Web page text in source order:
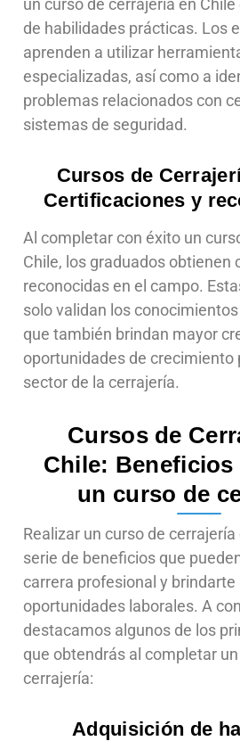
de habilidades prácticas. Los
aprenden a utilizar
especializadas, así como a
problemas relacionados con
sistemas de seguridad.
Cursos de
Certificaciones y
Al completar con éxito un
Chile, los graduados obtienen
reconocidas en el campo.
solo validan los
que también brindan mayor
oportunidades de crecimiento
sector de la cerrajería.
Cursos de
Chile: Beneficios
un curso de
Realizar un curso de
serie de beneficios que
carrera profesional y brindarte
oportunidades laborales. A
destacamos algunos de los
que obtendrás al completar
cerrajería:
Adquisición de